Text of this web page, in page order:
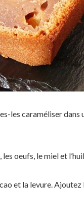
les caraméliser dans
oeufs, le miel et
et la levure. Ajoutez